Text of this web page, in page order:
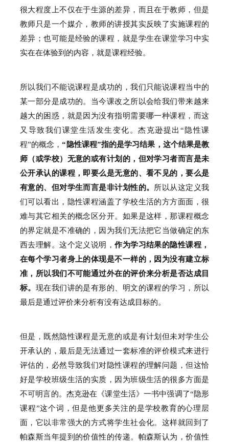
很大程度上不仅在于生源的差异，而且在于教师，但是
教师只是一个媒介，教师的讲授其实反映了实施课程的
差异； 也可能是经验的课程，就是学生在课堂学习中实
实在在体验到的内容，就是课程经验。
所以我们不能说课程是成功的，我们只能说课程当中的
某一部分是成功的。 当今课改之所以会给我们带来越来
越大的困惑，就是因为没有指明需要哪一种课程，而这
又导致我们课堂生活发生变化。 杰克逊提出“隐性课
程”的概念，“隐性课程”指的是学习结果，这个结果是教
师（或学校）无意的或有计划的，但对学习者而言是未
公开承认的课程，即要么是无意的、看不见的，要么是
有意的、但对学生而言是非计划性的。 所以从这定义我
们可以看出，隐性课程涵盖了学校生活的方方面面，很
难与其它相关的概念区分开。 如果是这样，那课程概念
的界定就是不准确的，因为我们无法把它当做确定的东
西去理解。这个定义说明，作为学习结果的隐性课程，
在每个学习者身上的体现是不一样的，因为没有建立标
准，所以我们不可能通过外在的评价来分析是否达成目
标。 现在我们讲的是有形的、明文的课程的学习，所以
最后是通过评价来分析有没有达成目标的。
但是，既然隐性课程是无意的或是有计划但未对学生公
开承认的，最后是无法通过一套标准的评价模式来进行
评估的，必然导致我们对隐性课程的理解问题，但这恰
好是学校班级生活的实质，因为班级生活的很多方面是
不可明言的。 杰克逊在《课堂生活》一书中强调了“隐形
课程”这个词，但是他更多关注的是学校教育的心理层
面，它以非常强大的方式将学生社会化。 这样就回到了
帕森斯当年提到的价值性的传递。 帕森斯认为，价值性